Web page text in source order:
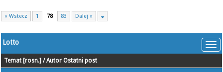
« Wstecz 1 78 83 Dalej »
Lotto
Temat [rosn.] /Autor Ostatni post